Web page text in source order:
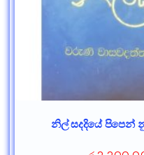
නිල් සදදියේ පිපෙන්